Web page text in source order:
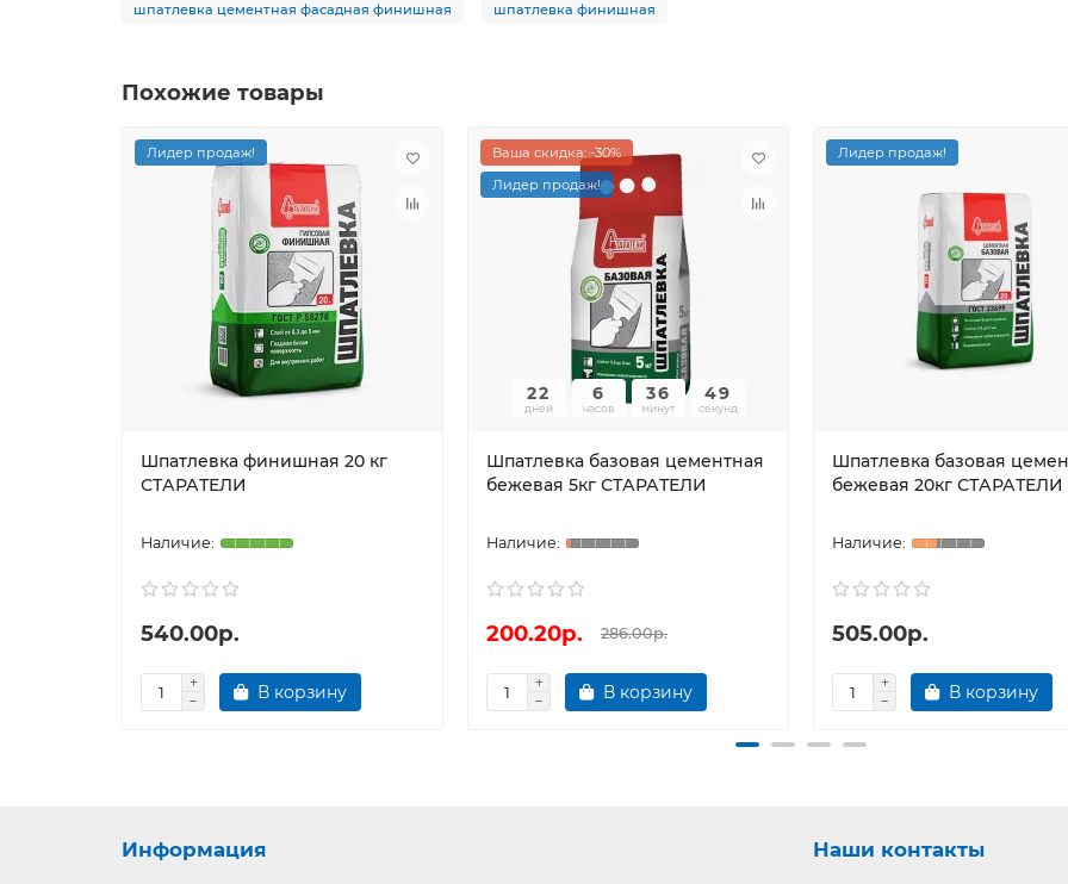
шпатлевка цементная фасадная финишная шпатлевка финишная
Похожие товары
Лидер продаж!
Шпатлевка финишная 20 кг
СТАРАТЕЛИ
540.00р.
В корзину
Ваша скидка: -30%
Лидер продаж!
22
дней
6
часов
36
минут
48
секунд
Шпатлевка базовая цементная
бежевая 5кг СТАРАТЕЛИ
200.20р. 286.00р.
В корзину
Лидер продаж!
Шпатлевка базовая
бежевая 20кг СТАРАТЕЛИ
505.00р.
В корзину
Информация Наши контакты